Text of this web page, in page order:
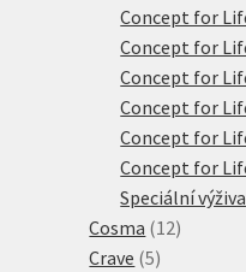
Concept for
Concept for
Concept for
Concept for
Concept for
Concept for
Speciální výživa
Cosma 1212
Crave 55